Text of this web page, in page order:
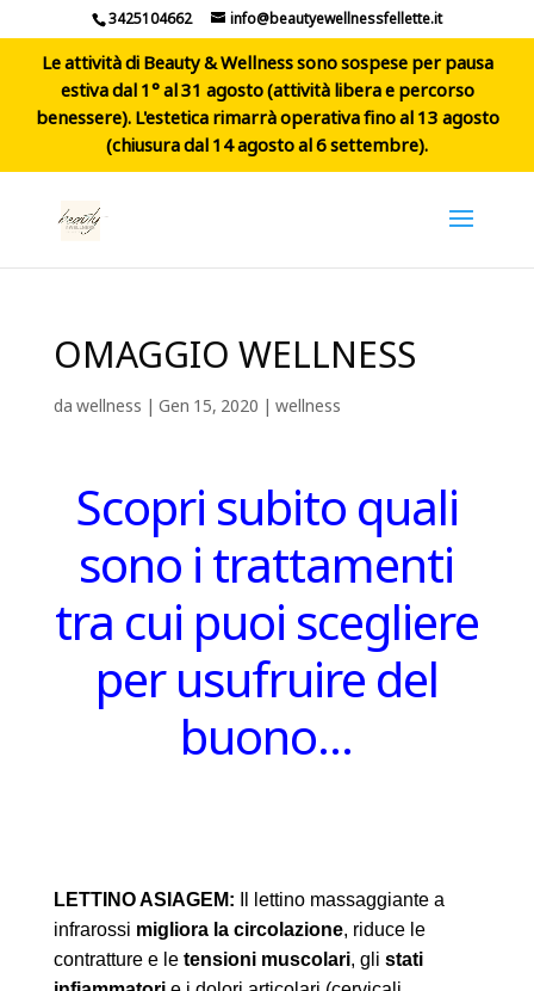
3425104662 info@beautyewellnessfellette.it
Le attività di Beauty & Wellness sono sospese per pausa
estiva dal 1° al 31 agosto (attività libera e percorso
benessere). L'estetica rimarrà operativa fino al 13 agosto
(chiusura dal 14 agosto al 6 settembre).
OMAGGIO WELLNESS
dawellness | Gen 15, 2020 | wellness
Scopri subito quali
sono i trattamenti
tra cui puoi scegliere
per usufruire del
buono…
LETTINO ASIAGEM:
Il lettino massaggiante a
infrarossi migliora la circolazione, riduce le
contratture e le tensioni muscolari, gli stati